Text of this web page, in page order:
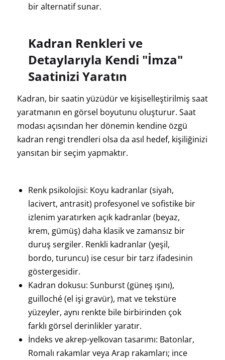
bir alternatif sunar.
Kadran Renkleri ve
Detaylarıyla Kendi "İmza"
Saatinizi Yaratın
Kadran, bir saatin yüzüdür ve kişiselleştirilmiş saat
yaratmanın en görsel boyutunu oluşturur. Saat
modası açısından her dönemin kendine özgü
kadran rengi trendleri olsa da asıl hedef, kişiliğinizi
yansıtan bir seçim yapmaktır.
Renk psikolojisi: Koyu kadranlar (siyah,
lacivert, antrasit) profesyonel ve sofistike bir
izlenim yaratırken açık kadranlar (beyaz,
krem, gümüş) daha klasik ve zamansız bir
duruş sergiler. Renkli kadranlar (yeşil,
bordo, turuncu) ise cesur bir tarz ifadesinin
göstergesidir.
Kadran dokusu: Sunburst (güneş ışını),
guilloché (el işi gravür), mat ve tekstüre
yüzeyler, aynı renkte bile birbirinden çok
farklı görsel derinlikler yaratır.
İndeks ve akrep-yelkovan tasarımı: Batonlar,
Romalı rakamlar veya Arap rakamları; ince